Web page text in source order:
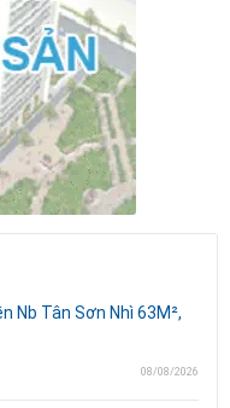
Nb Tân Sơn Nhì 63M²,
08/08/2026